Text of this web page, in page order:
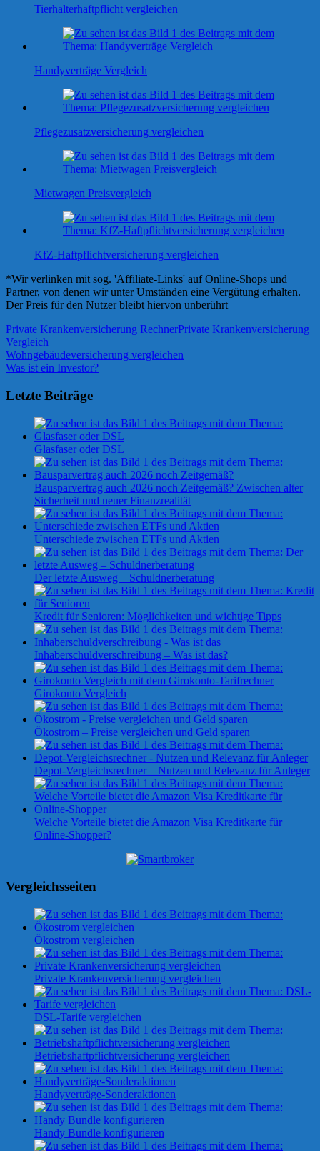
Tierhalterhaftpflicht vergleichen
Handyverträge Vergleich
Pflegezusatzversicherung vergleichen
Mietwagen Preisvergleich
KfZ-Haftpflichtversicherung vergleichen
*Wir verlinken mit sog. 'Affiliate-Links' auf Online-Shops und
Partner, von denen wir unter Umständen eine Vergütung erhalten.
Der Preis für den Nutzer bleibt hiervon unberührt
Private Krankenversicherung RechnerPrivate Krankenversicherung
Vergleich
Beitragsnavigation
Vorheriger
Beitrag:
Wohngebäudeversicherung vergleichen
Nächster
Was ist ein Investor?
Letzte Beiträge
Glasfaser oder DSL
Bausparvertrag auch 2026 noch Zeitgemäß? Zwischen alter
Sicherheit und neuer Finanzrealität
Unterschiede zwischen ETFs und Aktien
Der letzte Ausweg – Schuldnerberatung
Kredit für Senioren: Möglichkeiten und wichtige Tipps
Inhaberschuldverschreibung – Was ist das?
Girokonto Vergleich
Ökostrom – Preise vergleichen und Geld sparen
Depot-Vergleichsrechner – Nutzen und Relevanz für Anleger
Welche Vorteile bietet die Amazon Visa Kreditkarte für
Online-Shopper?
Vergleichsseiten
Ökostrom vergleichen
Private Krankenversicherung vergleichen
DSL-Tarife vergleichen
Betriebshaftpflichtversicherung vergleichen
Handyverträge-Sonderaktionen
Handy Bundle konfigurieren